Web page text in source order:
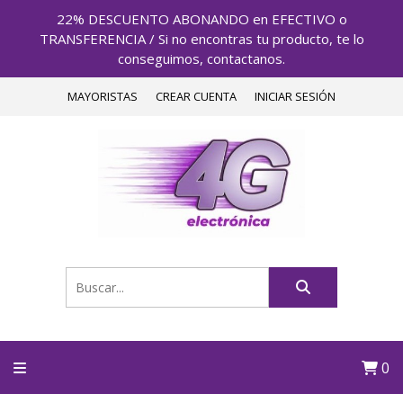
22% DESCUENTO ABONANDO en EFECTIVO o
TRANSFERENCIA / Si no encontras tu producto, te lo
conseguimos, contactanos.
MAYORISTAS CREAR CUENTA INICIAR SESIÓN
0